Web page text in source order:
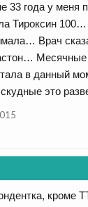
33 года у
Тироксин
Врач
Месячные
в данный
это
кроме